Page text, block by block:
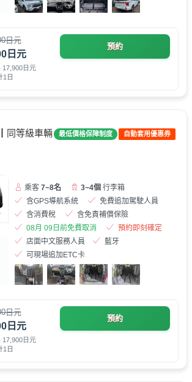
日元
日元
17,900日元
1日
預約
同等級車輛 最低價格保障制度
自動套用優惠券
乘客7~8名 3~4個 行李箱
含GPS導航系統
免費追加駕駛人員
含消費稅
含免責補償保險
08月 09日前免費取消
預約即刻確定
店面中文服務人員
藍牙
可現場追加ETC卡
日元
日元
17,900日元
1日
預約